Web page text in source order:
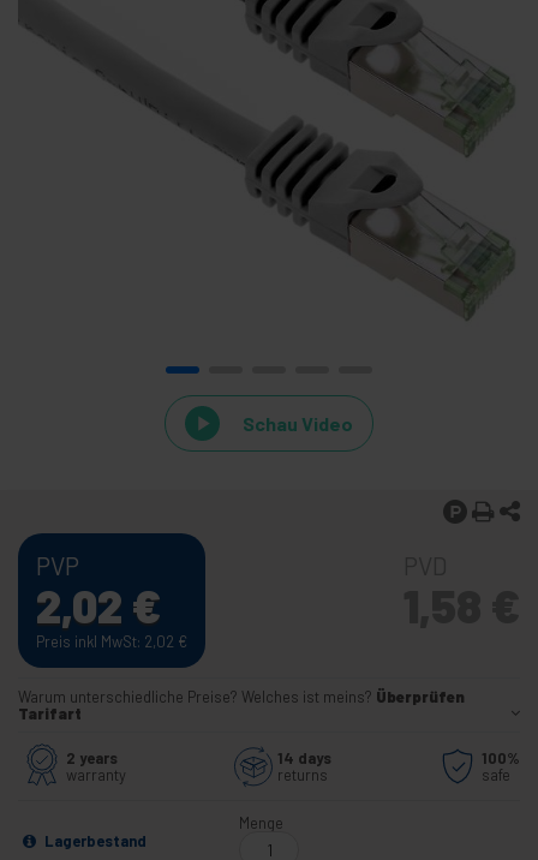
Schau Video
PVP
2,02 €
Preis inkl MwSt: 2,02 €
Warum unterschiedliche Preise? Welches ist meins? Überprüfen
Tarifart
2 years
warranty
14 days
returns
100%
safe
Lagerbestand
Menge